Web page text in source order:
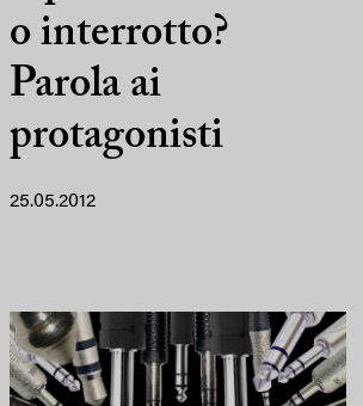
o interrotto?
Parola ai
protagonisti
25.05.2012